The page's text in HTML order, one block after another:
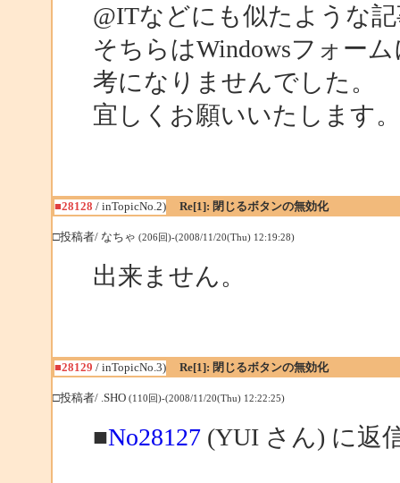
@ITなどにも似たような
そちらはWindowsフォー
考になりませんでした。
宜しくお願いいたします。
■28128 / inTopicNo.2) Re[1]: 閉じるボタンの無効化
□投稿者/ なちゃ (206回)-(2008/11/20(Thu) 12:19:28)
出来ません。
■28129 / inTopicNo.3) Re[1]: 閉じるボタンの無効化
□投稿者/ .SHO (110回)-(2008/11/20(Thu) 12:22:25)
■No28127(YUI さん) に返